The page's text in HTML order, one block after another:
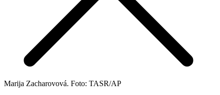
Marija Zacharovová. Foto: TASR/AP